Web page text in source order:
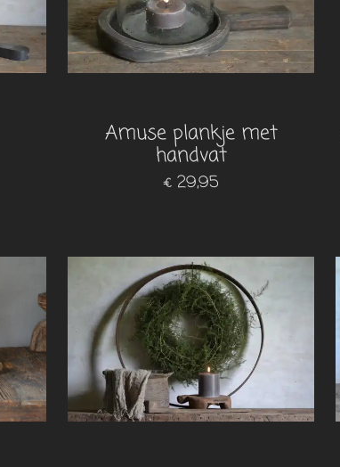
Amuse plankje met
handvat
€ 29,95